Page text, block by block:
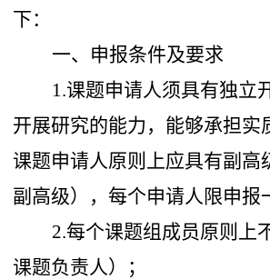
下：
一、申报条件及要求
1.课题申请人须具有独立
开展研究的能力，能够承担实
课题申请人原则上应具有副高
副高级），每个申请人限申报
2.每个课题组成员原则上
课题负责人）；